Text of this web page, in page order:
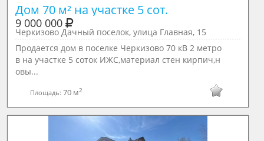
Дом 70 м² на участке 5 сот.
9 000 000
Черкизово Дачный поселок, улица Главная, 15
Продается дом в поселке Черкизово 70 кВ 2 метро
в на участке 5 соток ИЖС,материал стен кирпич,н
овы...
Площадь:70 м2